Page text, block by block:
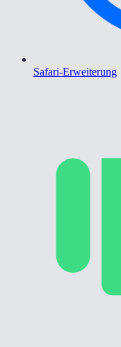
Safari-Erweiterung